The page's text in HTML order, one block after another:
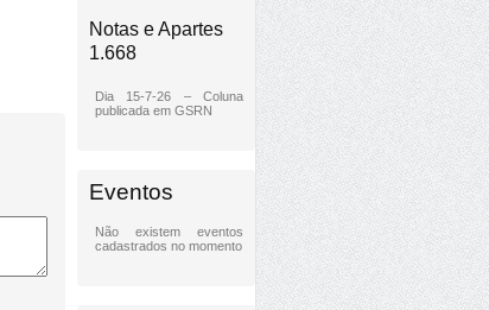
Notas e Apartes
1.668
Dia 15-7-26 – Coluna
publicada em GSRN
Eventos
Não existem eventos
cadastrados no momento